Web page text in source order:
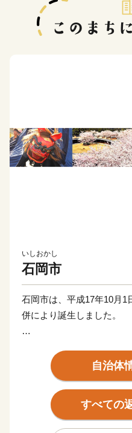
いしおかし
石岡市
石岡市は、平成17年10月1
併により誕生しました。
て知られている
常陸國總社宮例大祭（石
んの観光客が訪れています
自治体
すべての